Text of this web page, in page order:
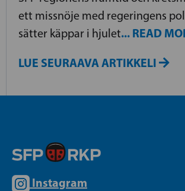
ett missnöje med regeringens
sätter käppar i hjulet... READ
LUE SEURAAVA ARTIKKELI
Instagram